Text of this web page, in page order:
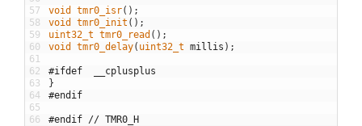
57
58
59
60
61
62
63
64
65
66
void tmr0_isr( ) ;
void
tmr0_init ( ) ;
uint32_t tmr0_read ( ) ;
void
tmr0_delay( uint32_t millis ) ;
#ifdef	__cplusplus
}
#endif
#endif // TMR0_H